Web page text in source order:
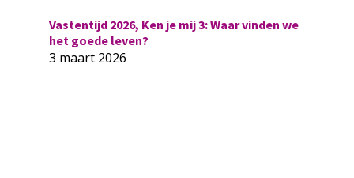
Vastentijd 2026, Ken je mij 3: Waar vinden we
het goede leven?
3 maart 2026